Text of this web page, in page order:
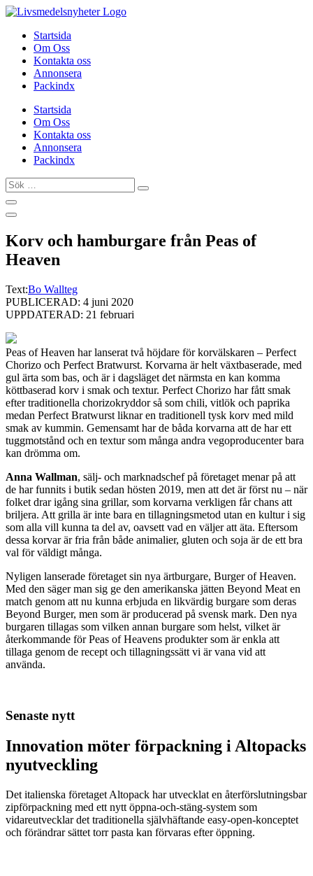
Hoppa
innehållStartsida
Om Oss
Kontakta oss
Annonsera
Packindx
Startsida
Om Oss
Kontakta oss
Annonsera
Packindx
Sök
…
Korv och hamburgare från Peas of
Heaven
Text:Bo Wallteg
PUBLICERAD: 4 juni 2020
UPPDATERAD: 21 februari
Peas of Heaven har lanserat två höjdare för korvälskaren – Perfect
Chorizo och Perfect Bratwurst. Korvarna är helt växtbaserade, med
gul ärta som bas, och är i dagsläget det närmsta en kan komma
köttbaserad korv i smak och textur. Perfect Chorizo har fått smak
efter traditionella chorizokryddor så som chili, vitlök och paprika
medan Perfect Bratwurst liknar en traditionell tysk korv med mild
smak av kummin. Gemensamt har de båda korvarna att de har ett
tuggmotstånd och en textur som många andra vegoproducenter bara
kan drömma om.
Anna Wallman, sälj- och marknadschef på företaget menar på att
de har funnits i butik sedan hösten 2019, men att det är först nu – när
folket drar igång sina grillar, som korvarna verkligen får chans att
briljera. Att grilla är inte bara en tillagningsmetod utan en kultur i sig
som alla vill kunna ta del av, oavsett vad en väljer att äta. Eftersom
dessa korvar är fria från både animalier, gluten och soja är de ett bra
val för väldigt många.
Nyligen lanserade företaget sin nya ärtburgare, Burger of Heaven.
Med den säger man sig ge den amerikanska jätten Beyond Meat en
match genom att nu kunna erbjuda en likvärdig burgare som deras
Beyond Burger, men som är producerad på svensk mark. Den nya
burgaren tillagas som vilken annan burgare som helst, vilket är
återkommande för Peas of Heavens produkter som är enkla att
tillaga genom de recept och tillagningssätt vi är vana vid att
använda.
Senaste nytt
Innovation möter förpackning i Altopacks
nyutveckling
Det italienska företaget Altopack har utvecklat en återförslutningsbar
zipförpackning med ett nytt öppna-och-stäng-system som
vidareutvecklar det traditionella självhäftande easy-open-konceptet
och förändrar sättet torr pasta kan förvaras efter öppning.